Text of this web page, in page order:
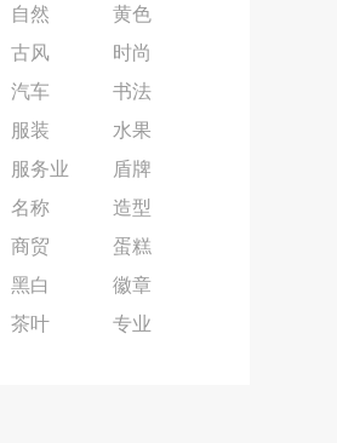
自然
黄色
古风
时尚
汽车
书法
服装
水果
服务业
盾牌
名称
造型
商贸
蛋糕
黑白
徽章
茶叶 专业